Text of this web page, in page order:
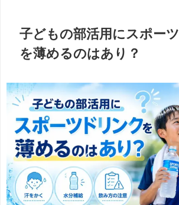
子どもの部活用にスポー
を薄めるのはあり？